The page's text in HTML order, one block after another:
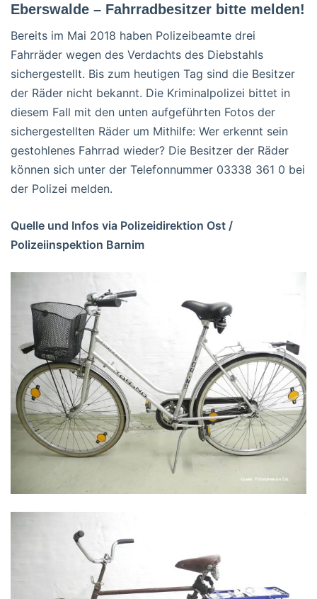
Eberswalde – Fahrradbesitzer bitte melden!
Bereits im Mai 2018 haben Polizeibeamte drei
Fahrräder wegen des Verdachts des Diebstahls
sichergestellt. Bis zum heutigen Tag sind die Besitzer
der Räder nicht bekannt. Die Kriminalpolizei bittet in
diesem Fall mit den unten aufgeführten Fotos der
sichergestellten Räder um Mithilfe: Wer erkennt sein
gestohlenes Fahrrad wieder? Die Besitzer der Räder
können sich unter der Telefonnummer 03338 361 0 bei
der Polizei melden.
Quelle und Infos via Polizeidirektion Ost /
Polizeiinspektion Barnim